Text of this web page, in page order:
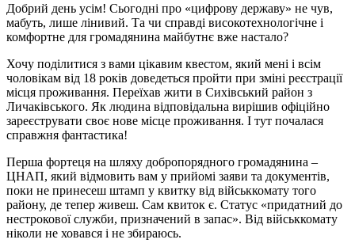
Добрий день усім! Сьогодні про «цифрову державу» не чув,
мабуть, лише лінивий. Та чи справді високотехнологічне і
комфортне для громадянина майбутнє вже настало?
Хочу поділитися з вами цікавим квестом, який мені і всім
чоловікам від 18 років доведеться пройти при зміні реєстрації
місця проживання. Переїхав жити в Сихівський район з
Личаківського. Як людина відповідальна вирішив офіційно
зареєструвати своє нове місце проживання. І тут почалася
справжня фантастика!
Перша фортеця на шляху добропорядного громадянина –
ЦНАП, який відмовить вам у прийомі заяви та документів,
поки не принесеш штамп у квитку від військкомату того
району, де тепер живеш. Сам квиток є. Статус «придатний до
нестрокової служби, призначений в запас». Від військкомату
ніколи не ховався і не збираюсь.